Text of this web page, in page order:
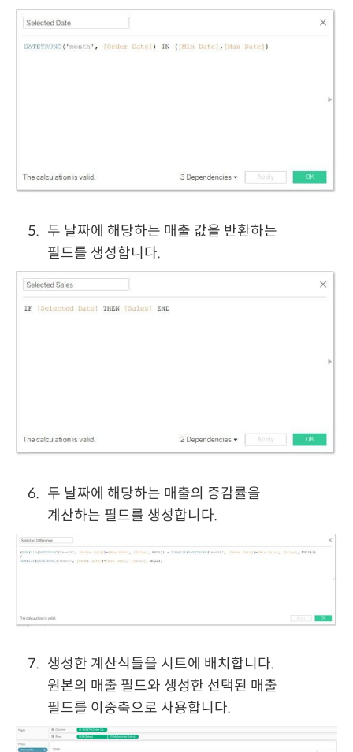
두 날짜에 해당하는 매출 값을 반환하는
필드를 생성합니다.
두 날짜에 해당하는 매출의 증감률을
계산하는 필드를 생성합니다.
생성한 계산식들을 시트에 배치합니다.
원본의 매출 필드와 생성한 선택된 매출
필드를 이중축으로 사용합니다.